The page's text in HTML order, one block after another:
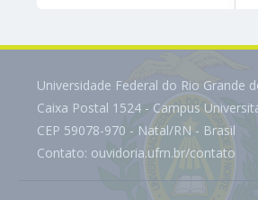
Universidade Federal do Rio Grande
Caixa Postal 1524 - Campus
CEP 59078-970 - Natal/RN - Brasil
Contato: ouvidoria.ufrn.br/contato